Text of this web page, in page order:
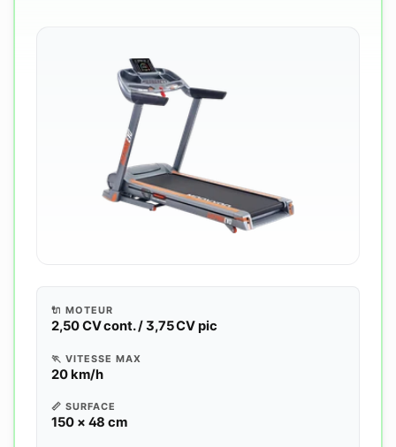
🔌 MOTEUR
2,50 CV cont. / 3,75 CV pic
🏃 VITESSE MAX
20 km/h
📏 SURFACE
150 × 48 cm